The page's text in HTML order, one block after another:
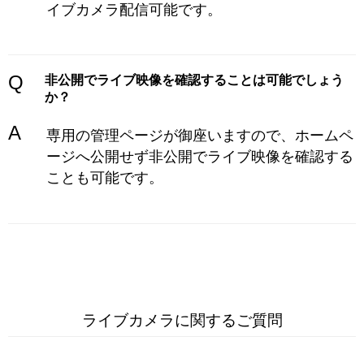
イブカメラ配信可能です。
Q
非公開でライブ映像を確認することは可能でしょう
か？
A
専用の管理ページが御座いますので、ホームペ
ージへ公開せず非公開でライブ映像を確認する
ことも可能です。
ライブカメラに関するご質問